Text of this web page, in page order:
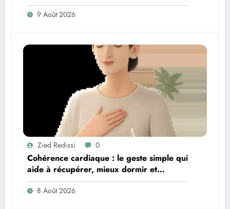
9 Août 2026
Zied Redissi 0
Cohérence cardiaque : le geste simple qui
aide à récupérer, mieux dormir et
retrouver de l’énergie
8 Août 2026